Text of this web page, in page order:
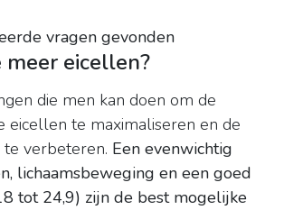
vragen gevonden
meer eicellen?
die men kan doen om de
eicellen te maximaliseren en de
verbeteren. Een evenwichtig
lichaamsbeweging en een goed
tot 24,9) zijn de best mogelijke